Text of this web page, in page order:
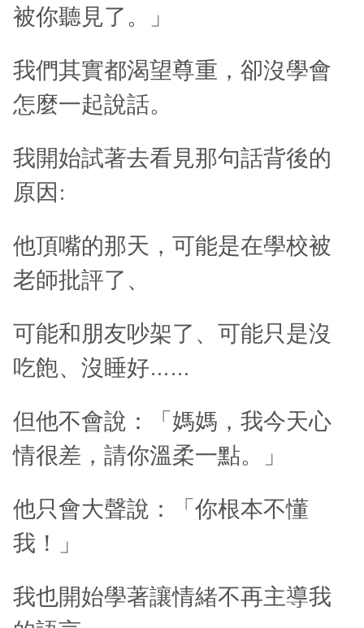
被你聽見了。」
我們其實都渴望尊重，卻沒學會
怎麼一起說話。
我開始試著去看見那句話背後的
原因:
他頂嘴的那天，可能是在學校被
老師批評了、
可能和朋友吵架了、可能只是沒
吃飽、沒睡好……
但他不會說：「媽媽，我今天心
情很差，請你溫柔一點。」
他只會大聲說：「你根本不懂
我！」
我也開始學著讓情緒不再主導我